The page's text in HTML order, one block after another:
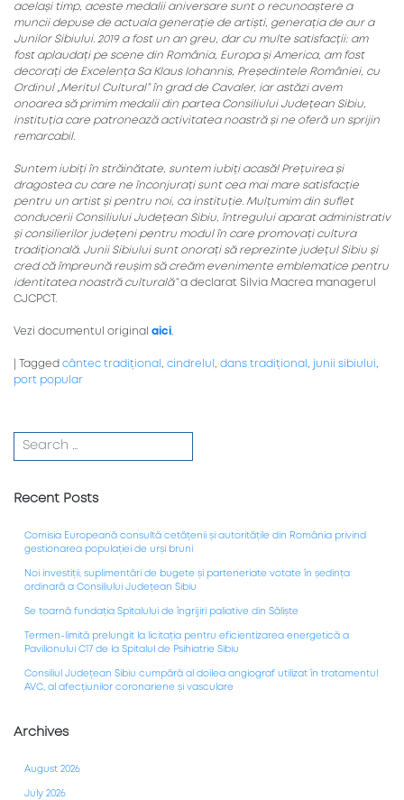
același timp, aceste medalii aniversare sunt o recunoaștere a
muncii depuse de actuala generație de artiști, generația de aur a
Junilor Sibiului. 2019 a fost un an greu, dar cu multe satisfacții: am
fost aplaudați pe scene din România, Europa și America, am fost
decorați de Excelența Sa Klaus Iohannis, Președintele României, cu
Ordinul „Meritul Cultural” în grad de Cavaler, iar astăzi avem
onoarea să primim medalii din partea Consiliului Județean Sibiu,
instituția care patronează activitatea noastră și ne oferă un sprijin
remarcabil.
Suntem iubiți în străinătate, suntem iubiți acasă! Prețuirea și
dragostea cu care ne înconjurați sunt cea mai mare satisfacție
pentru un artist și pentru noi, ca instituție. Mulțumim din suflet
conducerii Consiliului Județean Sibiu, întregului aparat administrativ
și consilierilor județeni pentru modul în care promovați cultura
tradițională. Junii Sibiului sunt onorați să reprezinte județul Sibiu și
cred că împreună reușim să creăm evenimente emblematice pentru
identitatea noastră culturală“a declarat Silvia Macrea managerul
CJCPCT.
Vezi documentul original aici
Tagged cântec tradițional cindrelul dans tradițional junii sibiului
port popular
Recent Posts
Comisia Europeană consultă cetățenii și autoritățile din România privind
gestionarea populației de urși bruni
Noi investiții, suplimentări de bugete și parteneriate votate în ședința
ordinară a Consiliului Județean Sibiu
Se toarnă fundația Spitalului de îngrijiri paliative din Săliște
Termen-limită prelungit la licitația pentru eficientizarea energetică a
Pavilionului C17 de la Spitalul de Psihiatrie Sibiu
Consiliul Județean Sibiu cumpără al doilea angiograf utilizat în tratamentul
AVC, al afecțiunilor coronariene și vasculare
Archives
August 2026
July 2026